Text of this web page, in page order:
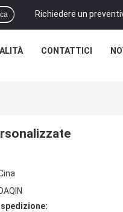
Richiedere un
CONTATTICI
DAQIN